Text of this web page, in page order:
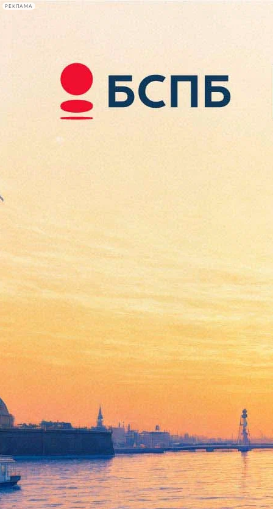
РЕКЛАМА
Сегодня:
2026.08.08
20:52
Афиша Plus
G.I. Joe: Бросок кобры 2